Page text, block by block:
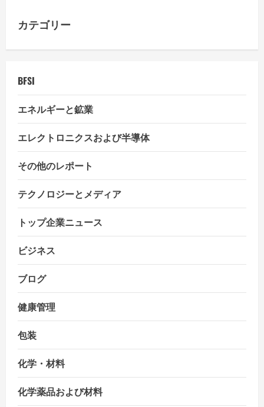
カテゴリー
BFSI
エネルギーと鉱業
エレクトロニクスおよび半導体
その他のレポート
テクノロジーとメディア
トップ企業ニュース
ビジネス
ブログ
健康管理
包装
化学・材料
化学薬品および材料